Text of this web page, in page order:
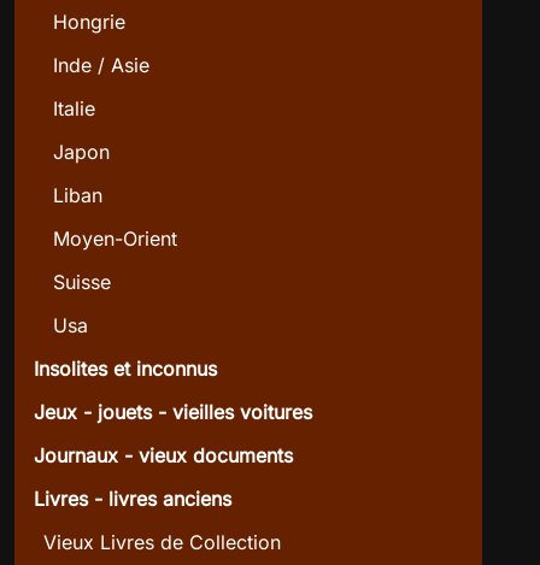
Hongrie
Inde / Asie
Italie
Japon
Liban
Moyen-Orient
Suisse
Usa
Insolites et inconnus
Jeux - jouets - vieilles voitures
Journaux - vieux documents
Livres - livres anciens
Vieux Livres de Collection